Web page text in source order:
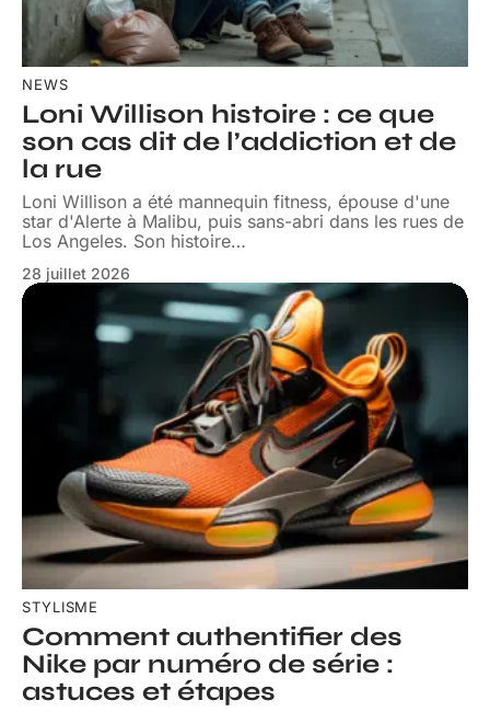
NEWS
Loni Willison histoire : ce que
son cas dit de l’addiction et de
la rue
Loni Willison a été mannequin fitness, épouse d'une
star d'Alerte à Malibu, puis sans-abri dans les rues de
Los Angeles. Son histoire…
28 juillet 2026
STYLISME
Comment authentifier des
Nike par numéro de série :
astuces et étapes